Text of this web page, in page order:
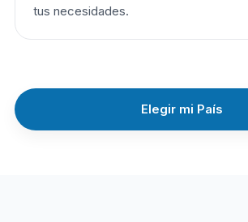
tus necesidades.
Elegir mi País